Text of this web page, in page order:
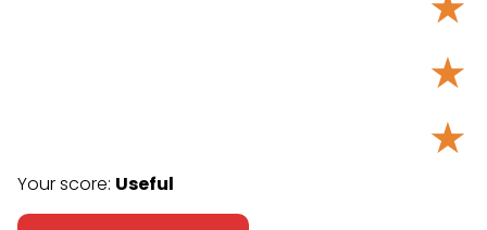
★
★
Your score: Useful